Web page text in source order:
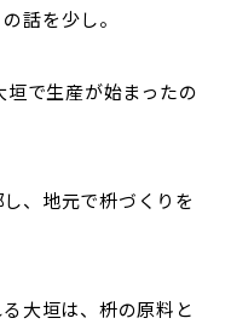
話を少し。
で生産が始まったの
、地元で枡づくりを
大垣は、枡の原料と